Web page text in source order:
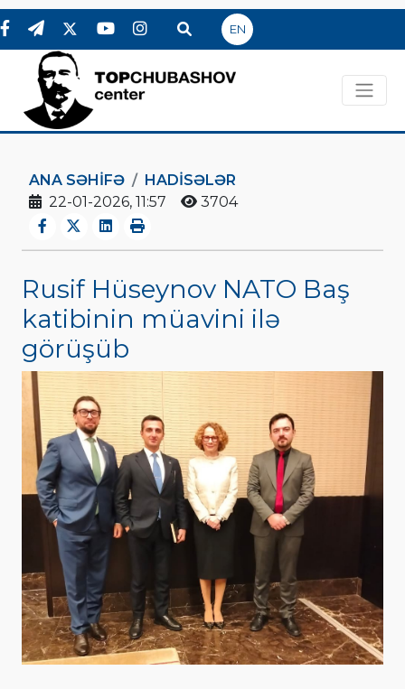
EN
ANA SƏHIFƏ
HADİSƏLƏR
22-01-2026, 11:57
3704
Rusif Hüseynov NATO Baş
katibinin müavini ilə
görüşüb